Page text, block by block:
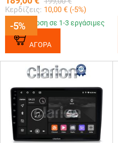
-5%
Κερδίζεις: 10,00 € (-5%)
-5%
Παράδοση σε 1-3 εργάσιμες
ΑΓΟΡΑ